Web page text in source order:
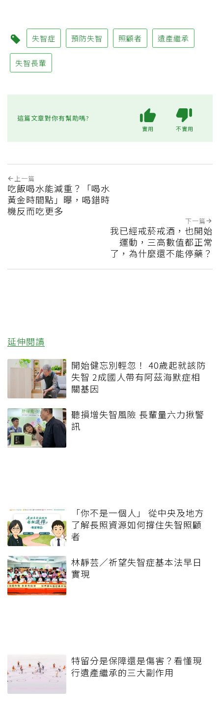
失智症 預防失智 照顧者 遺產繼承
失智長輩
這篇文章對你有幫助嗎?
實用 不實用
上一篇
吃飯喝水能減重？「喝水
黃金時間點」曝，喝錯時
機反而吃更多
下一篇
我已經戒菸戒酒，也開始
運動，三高數值都正常
了，為什麼還不能停藥？
延伸閱讀
開始健忘別輕忽！ 40歲起就該防
失智 2成國人帶有阿茲海默症相
關基因
聽損增失智風險 長輩量六力揪警
訊
「你不是一個人」 從中央及地方
了解長照資源如何撐住失智照顧
者
林靜芸／祈望失智症基本法早日
實現
特留分是保障還是傷害？看懂現
行遺產繼承的三大副作用